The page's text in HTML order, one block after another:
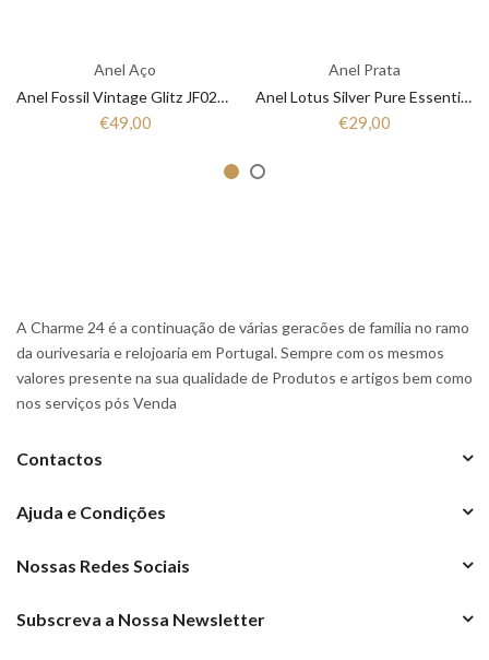
Anel Aço
Anel Fossil Vintage Glitz JF02911040
€49,00
Anel Prata
Anel Lotus Silver Pure Essential LP3443-3/1 Mulher Prata
€29,00
A Charme 24 é a continuação de várias geracões de familia no ramo
da ourivesaria e relojoaria em Portugal. Sempre com os mesmos
valores presente na sua qualidade de Produtos e artigos bem como
nos serviços pós Venda
Contactos
Ajuda e Condições
Nossas Redes Sociais
Subscreva a Nossa Newsletter